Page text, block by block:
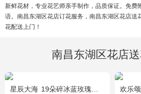
新鲜花材，专业花艺师亲手制作，品质保证。免费
语。南昌东湖区花店订花服务，南昌东湖区花店送
花配送上门！
南昌东湖区花店
星辰大海 19朵碎冰蓝玫瑰，尤加利绿叶搭配 欢乐颂